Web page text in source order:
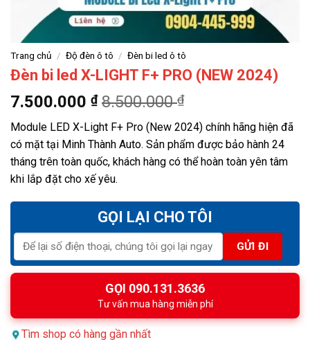
Trang chủ / Độ đèn ô tô / Đèn bi led ô tô
Đèn bi led X-LIGHT F+ PRO (NEW 2024)
7.500.000 ₫ 8.500.000₫
Module LED X-Light F+ Pro (New 2024) chính hãng hiện đã
có mặt tại Minh Thành Auto. Sản phẩm được bảo hành 24
tháng trên toàn quốc, khách hàng có thể hoàn toàn yên tâm
khi lắp đặt cho xế yêu.
GỌI LẠI CHO TÔI
GỌI 090.131.3636
Tư vấn mua hàng miễn phí
Tìm shop có hàng gần nhất